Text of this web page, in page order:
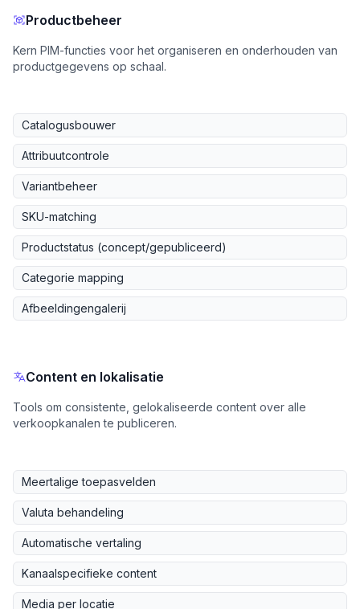
Productbeheer
Kern PIM-functies voor het organiseren en onderhouden van
productgegevens op schaal.
Catalogusbouwer
Attribuutcontrole
Variantbeheer
SKU-matching
Productstatus (concept/gepubliceerd)
Categorie mapping
Afbeeldingengalerij
Content en lokalisatie
Tools om consistente, gelokaliseerde content over alle
verkoopkanalen te publiceren.
Meertalige toepasvelden
Valuta behandeling
Automatische vertaling
Kanaalspecifieke content
Media per locatie